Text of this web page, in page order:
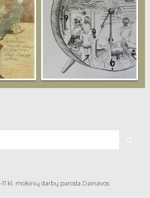
kl. mokinių darbų paroda Dainavos